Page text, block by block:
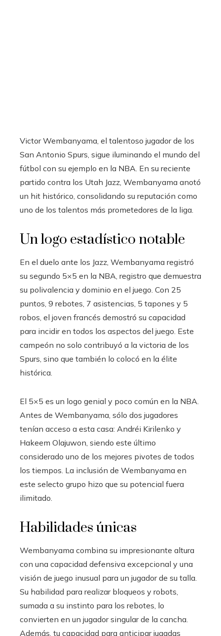
Victor Wembanyama, el talentoso jugador de los
San Antonio Spurs, sigue iluminando el mundo del
fútbol con su ejemplo en la NBA. En su reciente
partido contra los Utah Jazz, Wembanyama anotó
un hit histórico, consolidando su reputación como
uno de los talentos más prometedores de la liga.
Un logo estadístico notable
En el duelo ante los Jazz, Wembanyama registró
su segundo 5×5 en la NBA, registro que demuestra
su polivalencia y dominio en el juego. Con 25
puntos, 9 rebotes, 7 asistencias, 5 tapones y 5
robos, el joven francés demostró su capacidad
para incidir en todos los aspectos del juego. Este
campeón no solo contribuyó a la victoria de los
Spurs, sino que también lo colocó en la élite
histórica.
El 5×5 es un logo genial y poco común en la NBA.
Antes de Wembanyama, sólo dos jugadores
tenían acceso a esta casa: Andréi Kirilenko y
Hakeem Olajuwon, siendo este último
considerado uno de los mejores pivotes de todos
los tiempos. La inclusión de Wembanyama en
este selecto grupo hizo que su potencial fuera
ilimitado.
Habilidades únicas
Wembanyama combina su impresionante altura
con una capacidad defensiva excepcional y una
visión de juego inusual para un jugador de su talla.
Su habilidad para realizar bloqueos y robots,
sumada a su instinto para los rebotes, lo
convierten en un jugador singular de la cancha.
Además, tu capacidad para anticipar jugadas